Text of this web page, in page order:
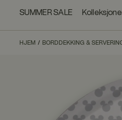
SUMMER SALE
HJEM BORDDEKKING &